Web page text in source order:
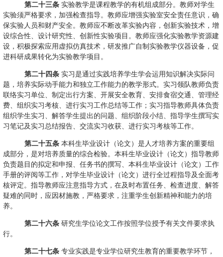
第二十三条 实验教学是课程教学的有机组成部分。教师对学生
实验须严格要求，加强检查指导。教师应增强实验室安全责任意识，确
保实验人员和财产安全。教师应不断改革实验内容，创新实验技术，增
设综合性、设计研究性、创新性实验项目。教师应强化实验教学资源建
设，积极探索应用虚拟仿真技术，研发推广自制实验教学仪器设备，促
进科研成果转化为实验教学项目。
第二十四条 实习是通过实践培养学生学会运用知识解决实际问
题，培养实际动手能力和独立工作能力的教学形式。实习领队教师负责
联络实习单位、制定出行方案、开展安全教育、安排食宿交通、管理经
费、组织实习考核、进行实习工作总结等工作；实习指导教师具体负责
组织学生实习、解答学生提出的问题、组织阶段小结、指导学生撰写实
习笔记及实习总结报告、交流实习收获、进行实习考核等工作。
第二十五条 本科生毕业设计（论文）是人才培养方案的重要组
成部分，是对培养质量的综合检验。本科生毕业设计（论文）指导教师
负责题目的拟定和申报、任务书的撰写、本科生毕业设计（论文）工作
手册的评阅等工作，对学生毕业设计（论文）进行全过程指导及全面考
核评定。指导教师应注意指导方式，在及时布置任务、检查进度、解答
疑难的同时，应因材施教，严格要求，注重学生创新精神和能力的培
养。
第二十六条 研究生学位论文工作按照学位授予有关文件要求执
行。
第二十七条 专业实践是专业学位研究生教育的重要教学环节，